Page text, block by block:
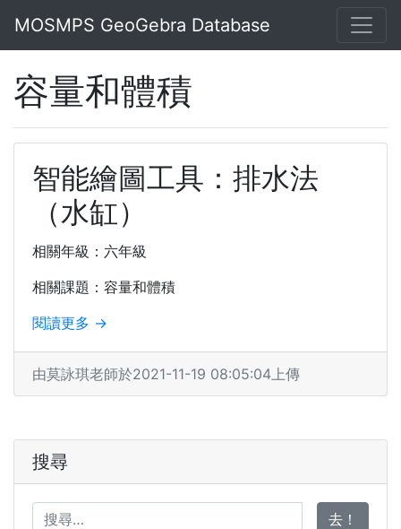
MOSMPS GeoGebra Database
容量和體積
智能繪圖工具：排水法
（水缸）
相關年級：六年級
相關課題：容量和體積
閱讀更多 →
由莫詠琪老師於2021-11-19 08:05:04上傳
搜尋
去！